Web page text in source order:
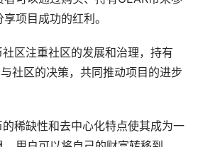
项目成功的红利。
区注重社区的发展和治理，持有
社区的决策，共同推动项目的进步
稀缺性和去中心化特点使其成为一